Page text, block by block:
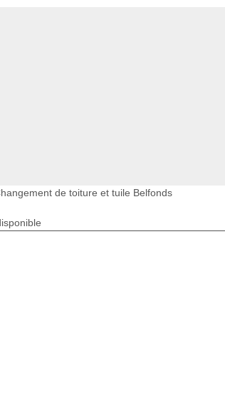
de toiture et tuile Belfonds